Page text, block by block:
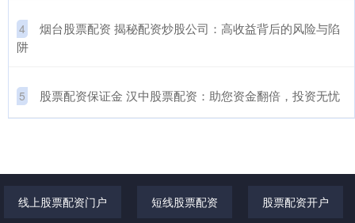
4
​烟台股票配资 揭秘配资炒股公司：高收益背后的风险与陷
阱
5 ​股票配资保证金 汉中股票配资：助您资金翻倍，投资无忧
线上股票配资门户 短线股票配资 股票配资开户